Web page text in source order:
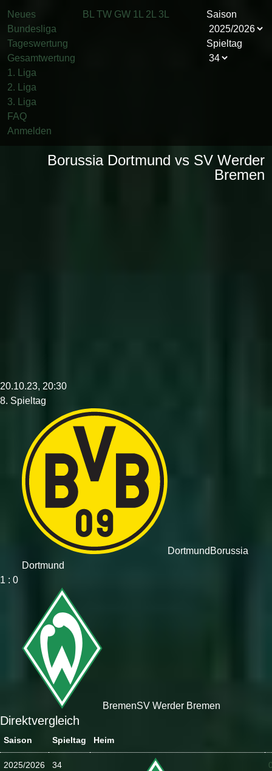
Neues
Bundesliga
Tageswertung
Gesamtwertung
1. Liga
2. Liga
3. Liga
FAQ
Anmelden
BL TW GW 1L 2L 3L Saison
Spieltag
Borussia Dortmund vs SV Werder
Bremen
20.10.23, 20:30
8. Spieltag
Dortmund Borussia
Dortmund
1 : 0
BremenSV Werder Bremen
Direktvergleich
Saison Spieltag Heim
2025/2026 34